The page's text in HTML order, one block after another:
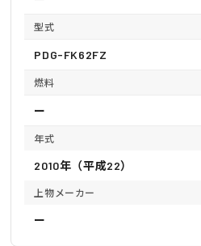
型式
PDG-FK62FZ
燃料
ー
年式
2010年（平成22）
上物メーカー
ー